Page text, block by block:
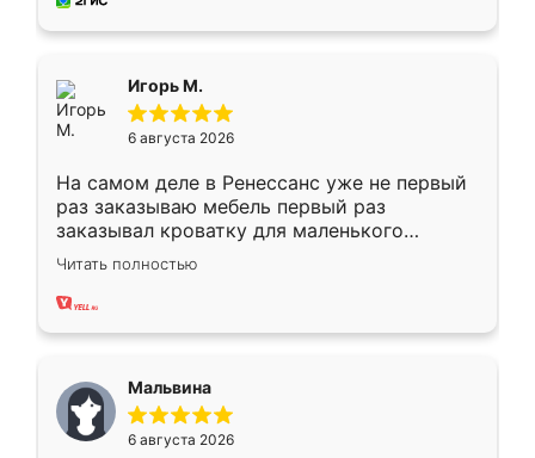
Игорь М.
6 августа 2026
На самом деле в Ренессанс уже не первый
раз заказываю мебель первый раз
заказывал кроватку для маленького
ребёнка при его рождении ,во второй раз
заказал шкаф-купе. По качеству очень
хорошее сборка достаточно быстрая,
меньше, здесь же он более разнообразный.
Мне нравится ,если что-то потребуется из
мебели буду заказывать только здесь.
Читать полностью
Мальвина
6 августа 2026